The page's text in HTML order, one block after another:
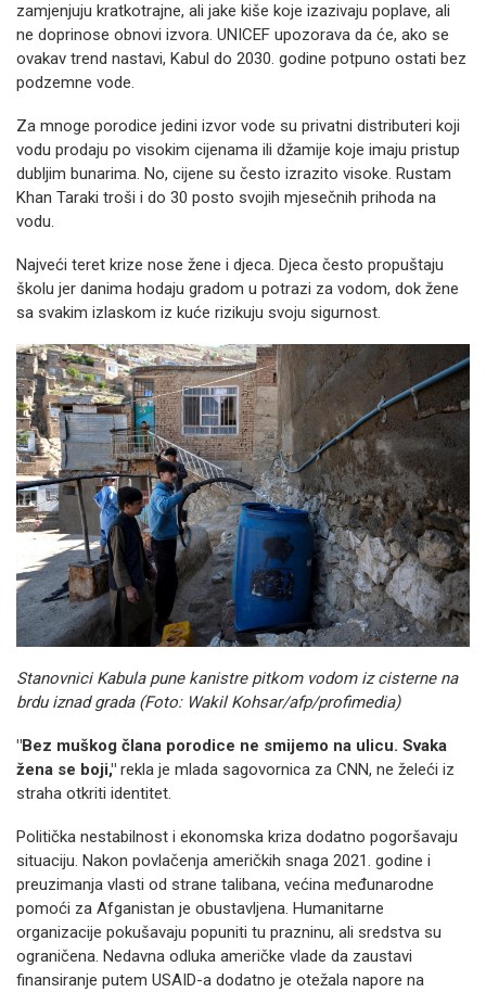
zamjenjuju kratkotrajne, ali jake kiše koje izazivaju poplave, ali
ne doprinose obnovi izvora. UNICEF upozorava da će, ako se
ovakav trend nastavi, Kabul do 2030. godine potpuno ostati bez
podzemne vode.
Za mnoge porodice jedini izvor vode su privatni distributeri koji
vodu prodaju po visokim cijenama ili džamije koje imaju pristup
dubljim bunarima. No, cijene su često izrazito visoke. Rustam
Khan Taraki troši i do 30 posto svojih mjesečnih prihoda na
vodu.
Najveći teret krize nose žene i djeca. Djeca često propuštaju
školu jer danima hodaju gradom u potrazi za vodom, dok žene
sa svakim izlaskom iz kuće rizikuju svoju sigurnost.
Stanovnici Kabula pune kanistre pitkom vodom iz cisterne na
brdu iznad grada (Foto: Wakil Kohsar/afp/profimedia)
"Bez muškog člana porodice ne smijemo na ulicu. Svaka
žena se boji," rekla je mlada sagovornica za CNN, ne želeći iz
straha otkriti identitet.
Politička nestabilnost i ekonomska kriza dodatno pogoršavaju
situaciju. Nakon povlačenja američkih snaga 2021. godine i
preuzimanja vlasti od strane talibana, većina međunarodne
pomoći za Afganistan je obustavljena. Humanitarne
organizacije pokušavaju popuniti tu prazninu, ali sredstva su
ograničena. Nedavna odluka američke vlade da zaustavi
finansiranje putem USAID-a dodatno je otežala napore na